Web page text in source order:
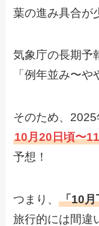
葉の進み具合が
気象庁の長期予
「例年並み〜や
そのため、
10月20日頃〜
予想！
つまり、「10月
旅行的には間違